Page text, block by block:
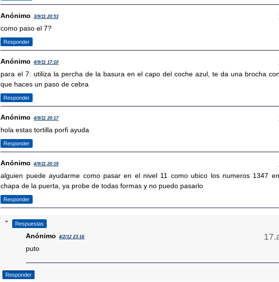
Anónimo 3/9/11 20:53
como paso el 7?
Responder
Anónimo 4/9/11 17:10
para el 7: utiliza la percha de la basura en el capo del coche azul, te da una brocha
que haces un paso de cebra
Responder
Anónimo 4/9/11 20:17
hola estas tortilla porfi ayuda
Responder
Anónimo 4/9/11 20:19
alguien puede ayudarme como pasar en el nivel 11 como ubico los numeros 1347
chapa de la puerta, ya probe de todas formas y no puedo pasarlo
Responder
Respuestas
Anónimo 4/2/12 23:16
puto
Responder